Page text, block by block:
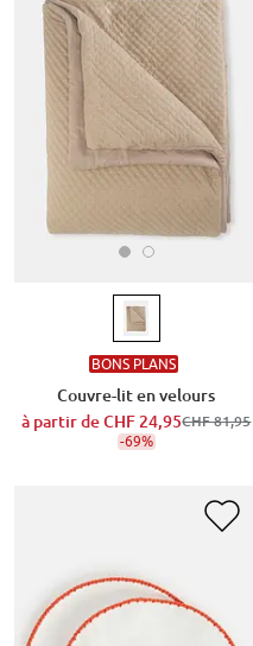
BONS PLANS
Couvre-lit en velours
à partir deCHF 24,95CHF 81,95
-69%